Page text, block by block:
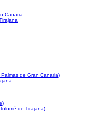
Canaria
de Gran Canaria)
de Tirajana)